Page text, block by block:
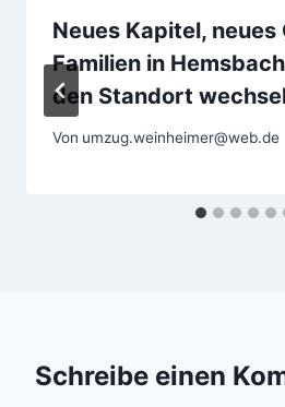
Neues Kapitel, neues
Familien in
den Standort
Von umzug.weinheimer@web.de
Schreibe einen